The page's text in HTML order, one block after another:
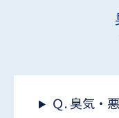
Ｑ. 臭気・